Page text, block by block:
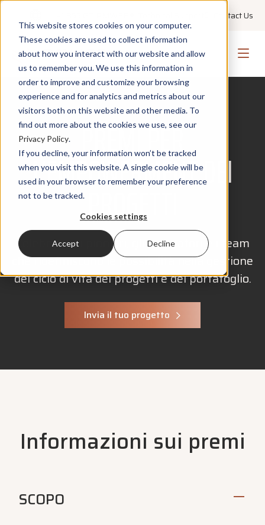
This website stores cookies on your computer.
These cookies are used to collect information
about how you interact with our website and allow
us to remember you. We use this information in
order to improve and customize your browsing
experience and for analytics and metrics about our
visitors both on this website and other media. To
find out more about the cookies we use, see our
Privacy Policy.
If you decline, your information won’t be tracked
when you visit this website. A single cookie will be
used in your browser to remember your preference
not to be tracked.
Cookies settings
Accept Decline
Contact Us
PREMI PER
L’EMPOWERMENT DEI
PROGETTI
Celebriamo i pionieri, gli innovatori e i team
che ridefiniscono le possibilità nella gestione
del ciclo di vita dei progetti e del portafoglio.
Invia il tuo progetto
Informazioni sui premi
SCOPO